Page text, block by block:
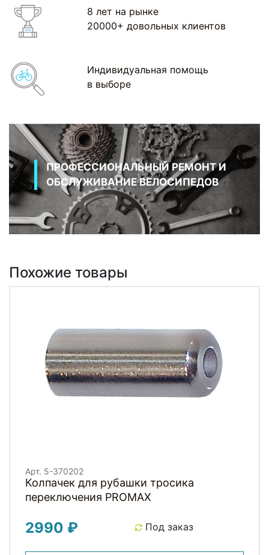
8 лет на рынке
20000+ довольных клиентов
Индивидуальная помощь
в выборе
ПРОФЕССИОНАЛЬНЫЙ РЕМОНТ И
ОБСЛУЖИВАНИЕ ВЕЛОСИПЕДОВ
Похожие товары
Арт. 5-370202
Колпачек для рубашки тросика
переключения PROMAX
2990 ₽ Под заказ